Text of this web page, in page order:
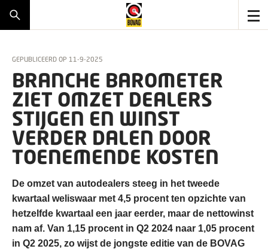
GEPUBLICEERD OP 11-9-2025
BRANCHE BAROMETER
ZIET OMZET DEALERS
STIJGEN EN WINST
VERDER DALEN DOOR
TOENEMENDE KOSTEN
De omzet van autodealers steeg in het tweede
kwartaal weliswaar met 4,5 procent ten opzichte van
hetzelfde kwartaal een jaar eerder, maar de nettowinst
nam af. Van 1,15 procent in Q2 2024 naar 1,05 procent
in Q2 2025, zo wijst de jongste editie van de BOVAG